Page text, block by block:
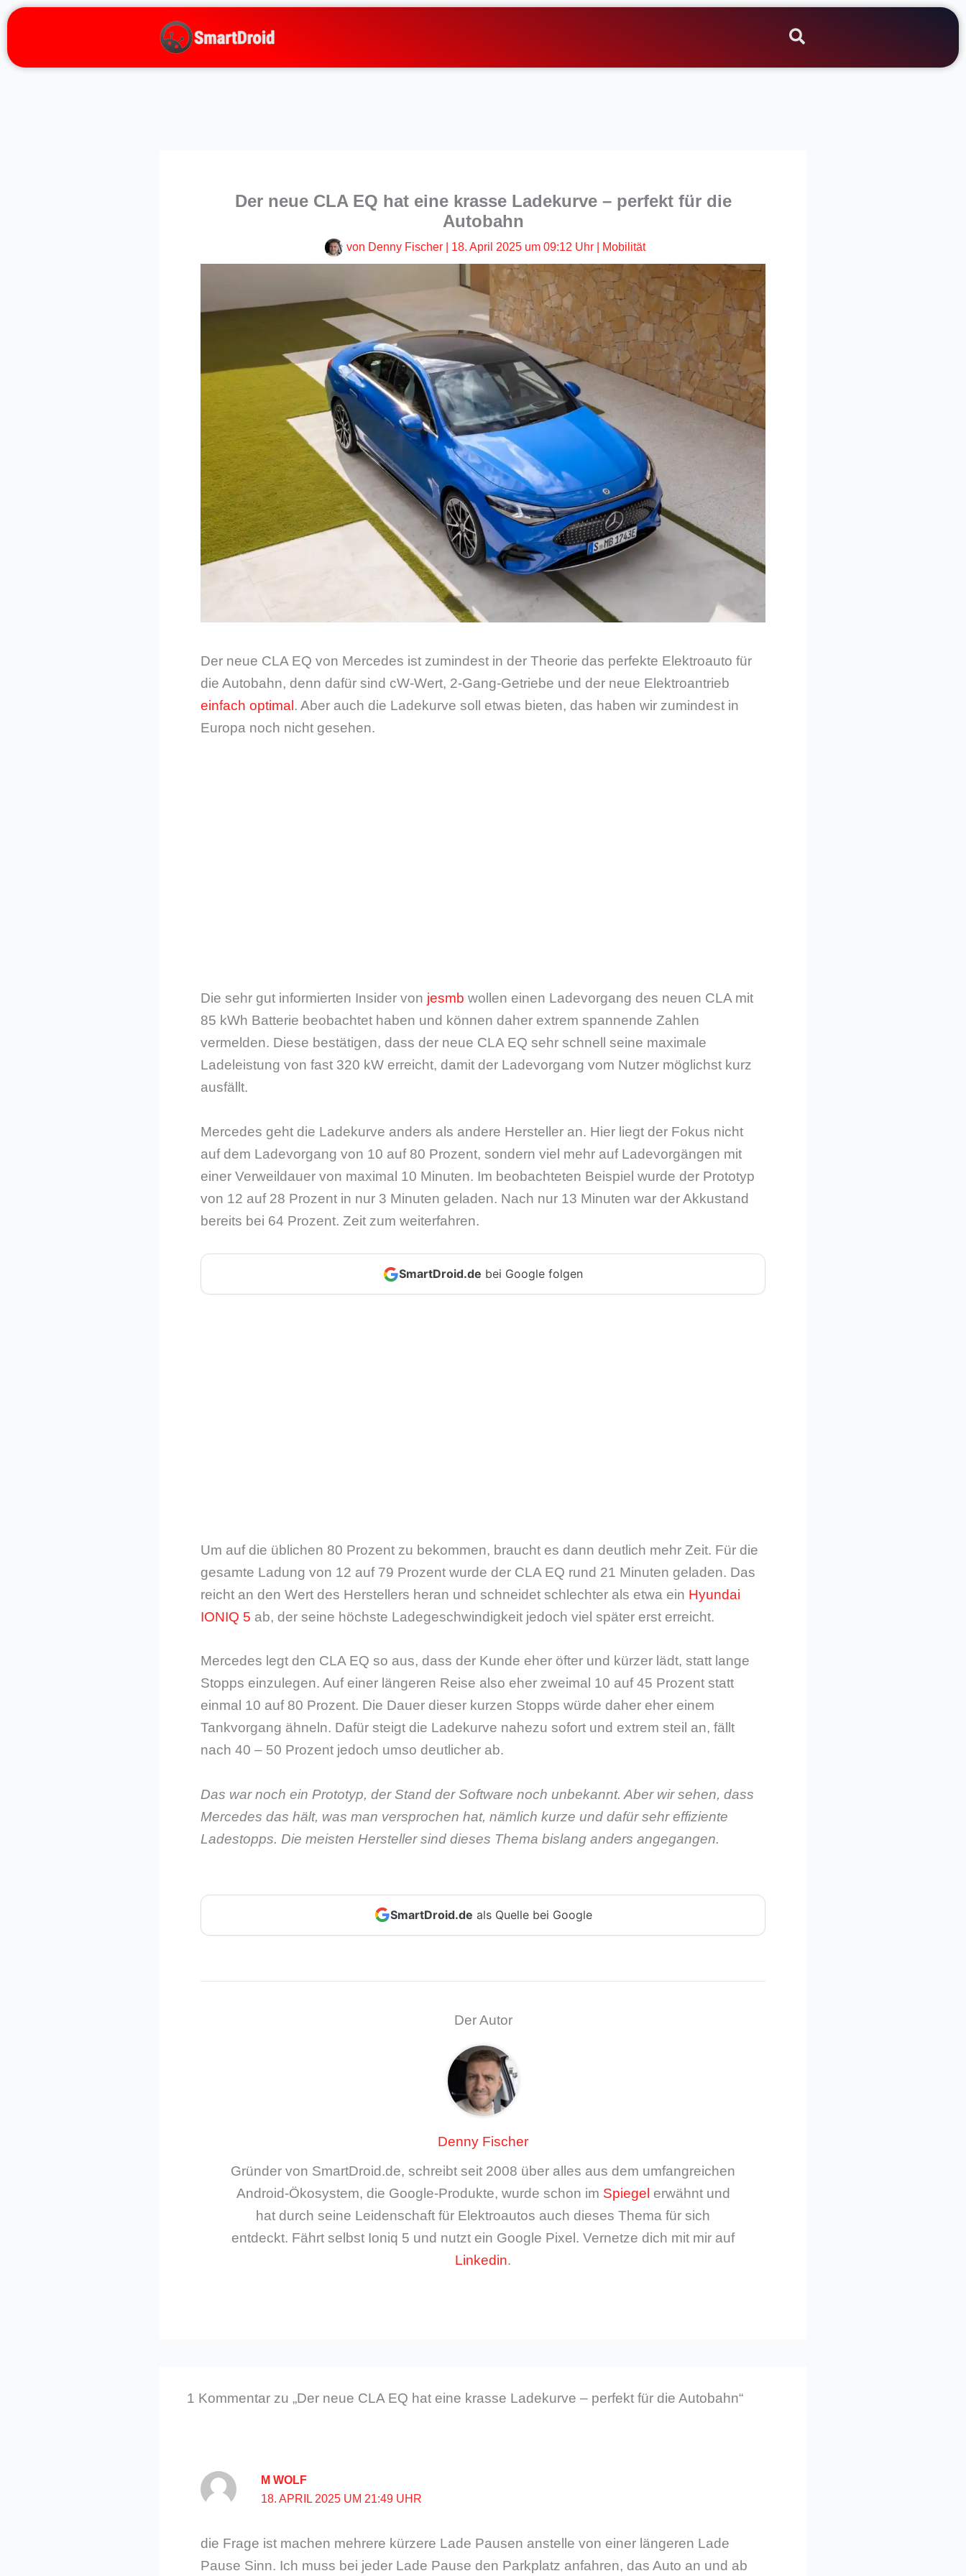
Zum
springen
Der neue CLA EQ hat eine krasse Ladekurve – perfekt für die
Autobahn
von Denny Fischer 18. April 2025 um 09:12 Uhr| Mobilität
Der neue CLA EQ von Mercedes ist zumindest in der Theorie das perfekte Elektroauto für
die Autobahn, denn dafür sind cW-Wert, 2-Gang-Getriebe und der neue Elektroantrieb
einfach optimal . Aber auch die Ladekurve soll etwas bieten, das haben wir zumindest in
Europa noch nicht gesehen.
Die sehr gut informierten Insider von jesmb wollen einen Ladevorgang des neuen CLA mit
85 kWh Batterie beobachtet haben und können daher extrem spannende Zahlen
vermelden. Diese bestätigen, dass der neue CLA EQ sehr schnell seine maximale
Ladeleistung von fast 320 kW erreicht, damit der Ladevorgang vom Nutzer möglichst kurz
ausfällt.
Mercedes geht die Ladekurve anders als andere Hersteller an. Hier liegt der Fokus nicht
auf dem Ladevorgang von 10 auf 80 Prozent, sondern viel mehr auf Ladevorgängen mit
einer Verweildauer von maximal 10 Minuten. Im beobachteten Beispiel wurde der Prototyp
von 12 auf 28 Prozent in nur 3 Minuten geladen. Nach nur 13 Minuten war der Akkustand
bereits bei 64 Prozent. Zeit zum weiterfahren.
SmartDroid.de bei Google folgen
Um auf die üblichen 80 Prozent zu bekommen, braucht es dann deutlich mehr Zeit. Für die
gesamte Ladung von 12 auf 79 Prozent wurde der CLA EQ rund 21 Minuten geladen. Das
reicht an den Wert des Herstellers heran und schneidet schlechter als etwa ein Hyundai
IONIQ 5 ab, der seine höchste Ladegeschwindigkeit jedoch viel später erst erreicht.
Mercedes legt den CLA EQ so aus, dass der Kunde eher öfter und kürzer lädt, statt lange
Stopps einzulegen. Auf einer längeren Reise also eher zweimal 10 auf 45 Prozent statt
einmal 10 auf 80 Prozent. Die Dauer dieser kurzen Stopps würde daher eher einem
Tankvorgang ähneln. Dafür steigt die Ladekurve nahezu sofort und extrem steil an, fällt
nach 40 – 50 Prozent jedoch umso deutlicher ab.
Das war noch ein Prototyp, der Stand der Software noch unbekannt. Aber wir sehen, dass
Mercedes das hält, was man versprochen hat, nämlich kurze und dafür sehr effiziente
Ladestopps. Die meisten Hersteller sind dieses Thema bislang anders angegangen.
SmartDroid.de als Quelle bei Google
Der Autor
Denny Fischer
Gründer von SmartDroid.de, schreibt seit 2008 über alles aus dem umfangreichen
Android-Ökosystem, die Google-Produkte, wurde schon im Spiegel erwähnt und
hat durch seine Leidenschaft für Elektroautos auch dieses Thema für sich
entdeckt. Fährt selbst Ioniq 5 und nutzt ein Google Pixel. Vernetze dich mit mir auf
Linkedin.
1 Kommentar zu „Der neue CLA EQ hat eine krasse Ladekurve – perfekt für die Autobahn“
M WOLF
18. APRIL 2025 UM 21:49 UHR
die Frage ist machen mehrere kürzere Lade Pausen anstelle von einer längeren Lade
Pause Sinn. Ich muss bei jeder Lade Pause den Parkplatz anfahren, das Auto an und ab